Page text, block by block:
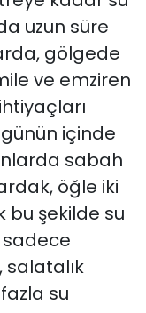
uzun süre
gölgede
ve emziren
içinde
sabah
öğle iki
bu şekilde su
sadece
salatalık
su